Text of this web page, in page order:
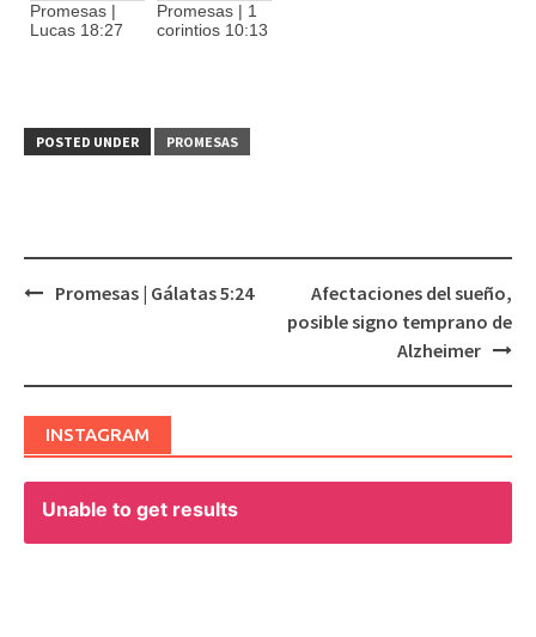
Promesas |
Lucas 18:27
Promesas | 1
corintios 10:13
POSTED UNDER PROMESAS
Promesas | Gálatas 5:24
Afectaciones del sueño,
posible signo temprano de
Alzheimer
INSTAGRAM
Unable to get results